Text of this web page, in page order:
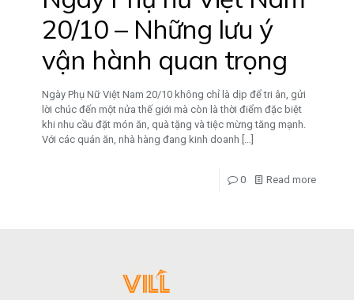
20/10 – Những lưu ý
vận hành quan trọng
Ngày Phụ Nữ Việt Nam 20/10 không chỉ là dịp để tri ân, gửi
lời chúc đến một nửa thế giới mà còn là thời điểm đặc biệt
khi nhu cầu đặt món ăn, quà tặng và tiệc mừng tăng mạnh.
Với các quán ăn, nhà hàng đang kinh doanh
0 Read more